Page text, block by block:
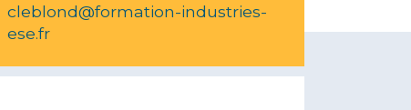
cleblond@formation-industries-
ese.fr